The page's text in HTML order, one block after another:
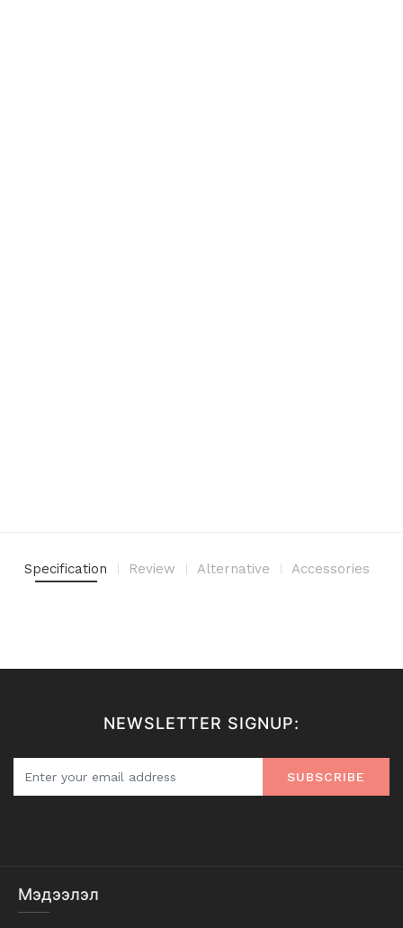
Specification Review Alternative Accessories
NEWSLETTER SIGNUP:
SUBSCRIBE
Мэдээлэл